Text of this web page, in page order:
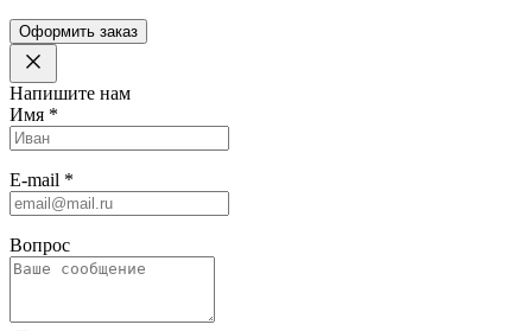
Оформить заказ
Напишите нам
Имя *
E-mail *
Вопрос